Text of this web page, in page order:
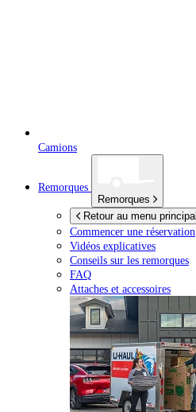
Camions
Remorques
Remorques
Retour au menu principal
Commencer une réservation
Vidéos explicatives
Conseils sur les remorques
FAQ
Attaches et accessoires